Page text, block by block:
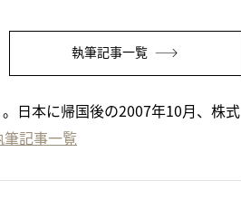
執筆記事一覧
日本に帰国後の2007年10月、株式
筆記事一覧